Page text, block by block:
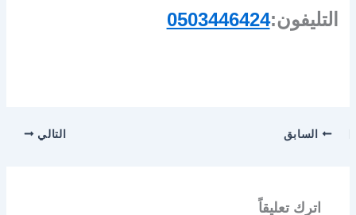
التليفون:0503446424
السابق التالي
اترك تعليقاً